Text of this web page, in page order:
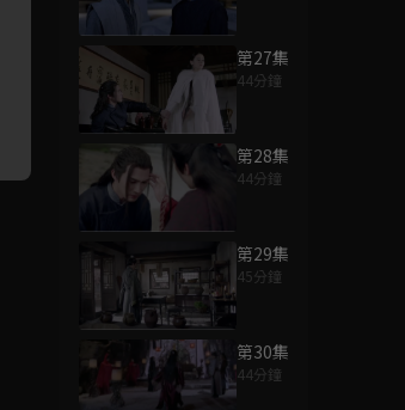
第27集
44分鐘
第28集
44分鐘
第29集
45分鐘
第30集
44分鐘